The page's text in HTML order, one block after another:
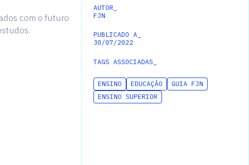
com o futuro
AUTOR_
FJN
PUBLICADO A_
30/07/2022
TAGS ASSOCIADAS_
ENSINO EDUCAÇÃO
GUIA FJN
ENSINO SUPERIOR